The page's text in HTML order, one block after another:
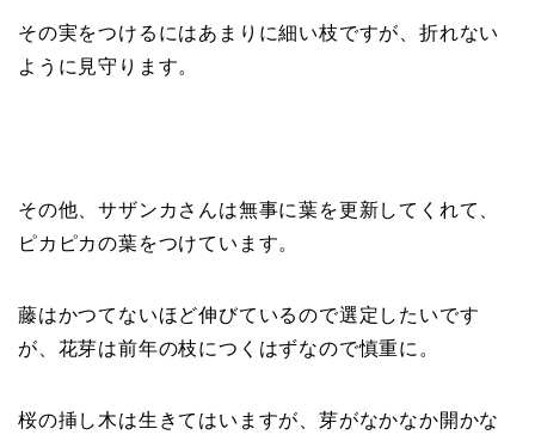
その実をつけるにはあまりに細い枝ですが、折れない
ように見守ります。
その他、サザンカさんは無事に葉を更新してくれて、
ピカピカの葉をつけています。
藤はかつてないほど伸びているので選定したいです
が、花芽は前年の枝につくはずなので慎重に。
桜の挿し木は生きてはいますが、芽がなかなか開かな